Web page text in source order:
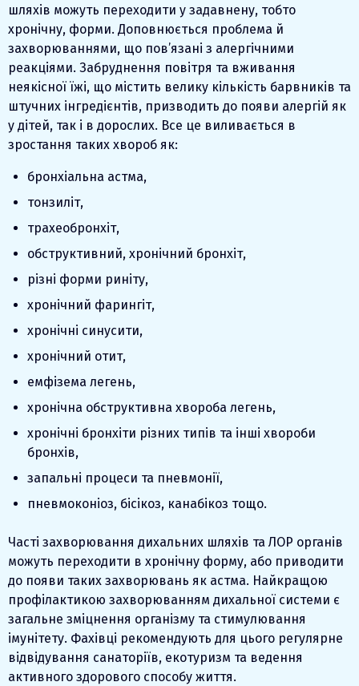
шляхів можуть переходити у задавнену, тобто
хронічну, форми. Доповнюється проблема й
захворюваннями, що пов’язані з алергічними
реакціями. Забруднення повітря та вживання
неякісної їжі, що містить велику кількість барвників та
штучних інгредієнтів, призводить до появи алергій як
у дітей, так і в дорослих. Все це виливається в
зростання таких хвороб як:
бронхіальна астма,
тонзиліт,
трахеобронхіт,
обструктивний, хронічний бронхіт,
різні форми риніту,
хронічний фарингіт,
хронічні синусити,
хронічний отит,
емфізема легень,
хронічна обструктивна хвороба легень,
хронічні бронхіти різних типів та інші хвороби
бронхів,
запальні процеси та пневмонії,
пневмоконіоз, бісікоз, канабікоз тощо.
Часті захворювання дихальних шляхів та ЛОР органів
можуть переходити в хронічну форму, або приводити
до появи таких захворювань як астма. Найкращою
профілактикою захворюванням дихальної системи є
загальне зміцнення організму та стимулювання
імунітету. Фахівці рекомендують для цього регулярне
відвідування санаторіїв, екотуризм та ведення
активного здорового способу життя.